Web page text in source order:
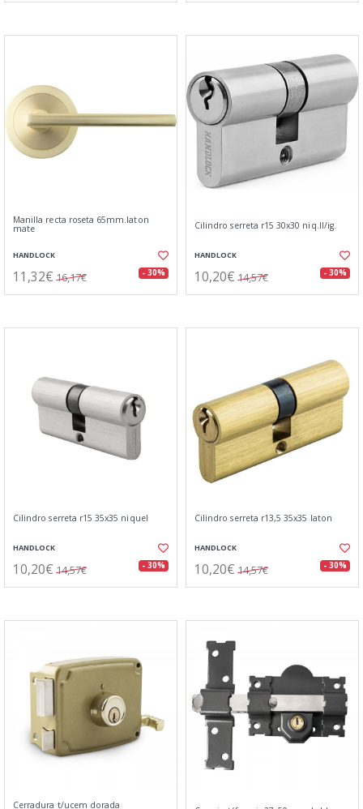
Manilla recta roseta 65mm.laton
mate
HANDLOCK
11,32€ 16,17€ - 30%
Cilindro serreta r15 30x30 niq.ll/ig.
HANDLOCK
10,20€ 14,57€ - 30%
Cilindro serreta r15 35x35 niquel
HANDLOCK
10,20€ 14,57€ - 30%
Cilindro serreta r13,5 35x35 laton
HANDLOCK
10,20€ 14,57€ - 30%
Cerradura t/ucem dorada